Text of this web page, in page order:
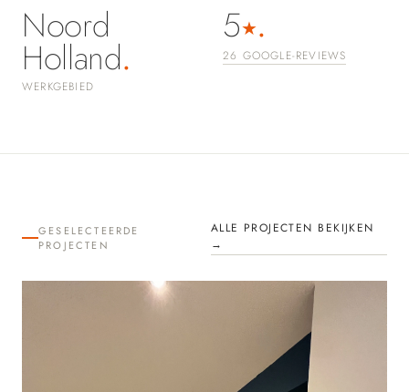
Noord
Holland
WERKGEBIED
5★
26 GOOGLE-REVIEWS
GESELECTEERDE
PROJECTEN
ALLE PROJECTEN BEKIJKEN
→